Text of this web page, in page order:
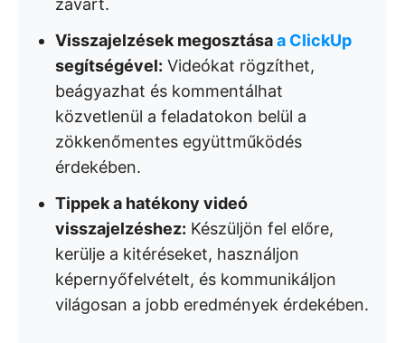
zavart.
Visszajelzések megosztásaa ClickUp
segítségével: Videókat rögzíthet,
beágyazhat és kommentálhat
közvetlenül a feladatokon belül a
zökkenőmentes együttműködés
érdekében.
Tippek a hatékony videó
visszajelzéshez: Készüljön fel előre,
kerülje a kitéréseket, használjon
képernyőfelvételt, és kommunikáljon
világosan a jobb eredmények érdekében.